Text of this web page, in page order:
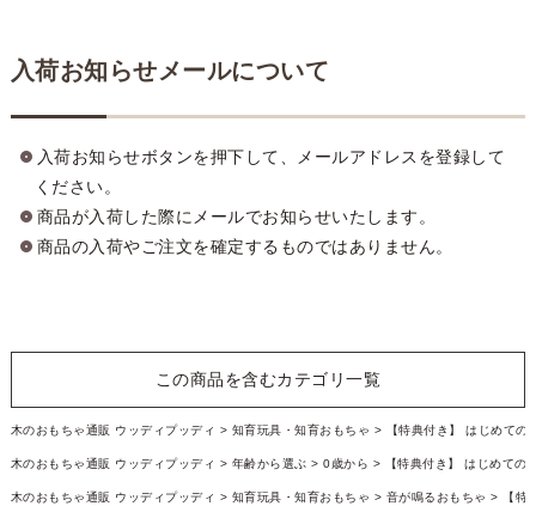
入荷お知らせメールについて
入荷お知らせボタンを押下して、メールアドレスを登録して
ください。
商品が入荷した際にメールでお知らせいたします。
商品の入荷やご注文を確定するものではありません。
この商品を含むカテゴリ一覧
木のおもちゃ通販 ウッディプッディ 知育玩具・知育おもちゃ 【特典付き】 はじめて
木のおもちゃ通販 ウッディプッディ 年齢から選ぶ 0歳から 【特典付き】 はじめての
木のおもちゃ通販 ウッディプッディ 知育玩具・知育おもちゃ 音が鳴るおもちゃ 【